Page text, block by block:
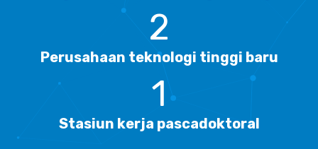
2
Perusahaan teknologi tinggi baru
1
Stasiun kerja pascadoktoral